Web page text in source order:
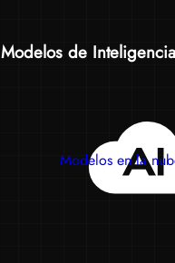
Modelos de
Modelos en la